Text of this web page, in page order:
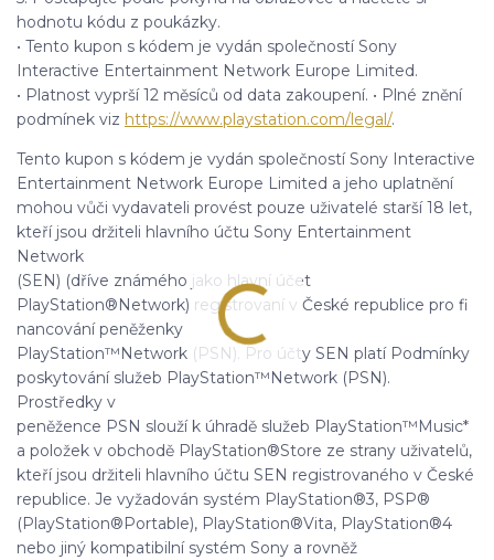
hodnotu kódu z poukázky.
• Tento kupon s kódem je vydán společností Sony
Interactive Entertainment Network Europe Limited.
• Platnost vyprší 12 měsíců od data zakoupení. • Plné znění
podmínek viz https://www.playstation.com/legal/.
Tento kupon s kódem je vydán společností Sony Interactive
Entertainment Network Europe Limited a jeho uplatnění
mohou vůči vydavateli provést pouze uživatelé starší 18 let,
kteří jsou držiteli hlavního účtu Sony Entertainment
Network
(SEN) (dříve známého jako hlavní účet
PlayStation®Network) registrovaní v České republice pro fi
nancování peněženky
PlayStation™Network (PSN). Pro účty SEN platí Podmínky
poskytování služeb PlayStation™Network (PSN).
Prostředky v
peněžence PSN slouží k úhradě služeb PlayStation™Music*
a položek v obchodě PlayStation®Store ze strany uživatelů,
kteří jsou držiteli hlavního účtu SEN registrovaného v České
republice. Je vyžadován systém PlayStation®3, PSP®
(PlayStation®Portable), PlayStation®Vita, PlayStation®4
nebo jiný kompatibilní systém Sony a rovněž